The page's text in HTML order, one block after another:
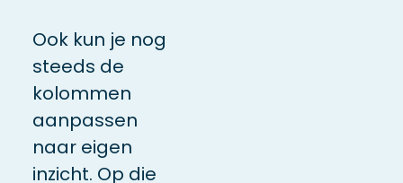
Ook kun je nog
steeds de
kolommen
aanpassen
naar eigen
inzicht. Op die